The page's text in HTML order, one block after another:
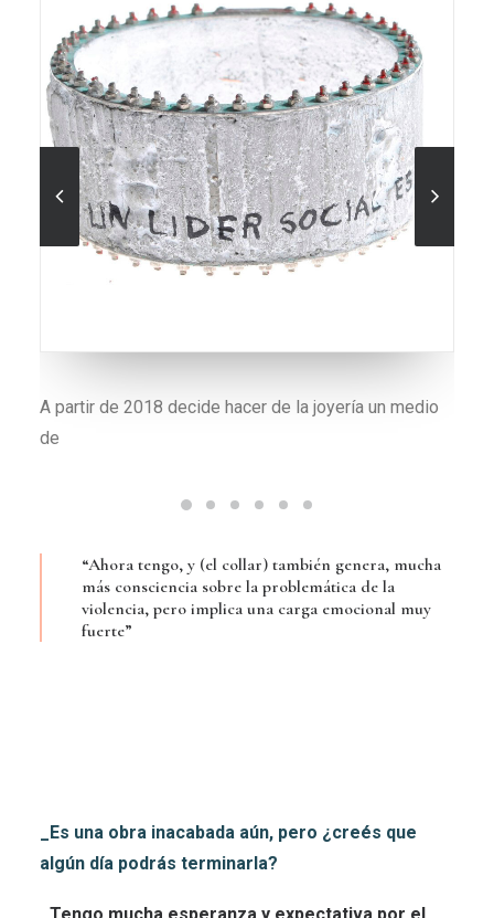
No más excusas, un mix de graffitis, resina y
ensambles mecánicos
“Ahora tengo, y (el collar) también genera, mucha
más consciencia sobre la problemática de la
violencia, pero implica una carga emocional muy
fuerte”
_Es una obra inacabada aún, pero ¿creés que
algún día podrás terminarla?